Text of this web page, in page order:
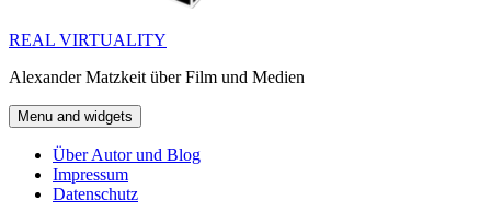
REAL VIRTUALITY
Alexander Matzkeit über Film und Medien
Menu and widgets
Über Autor und Blog
Impressum
Datenschutz